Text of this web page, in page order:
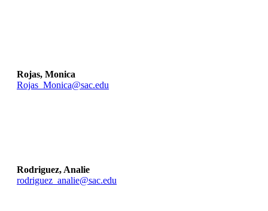
Rojas, Monica
Rojas_Monica@sac.edu
Rodriguez, Analie
rodriguez_analie@sac.edu